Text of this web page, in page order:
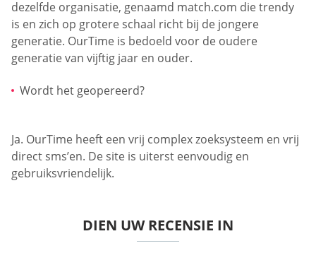
dezelfde organisatie, genaamd match.com die trendy
is en zich op grotere schaal richt bij de jongere
generatie. OurTime is bedoeld voor de oudere
generatie van vijftig jaar en ouder.
Wordt het geopereerd?
Ja. OurTime heeft een vrij complex zoeksysteem en vrij
direct sms’en. De site is uiterst eenvoudig en
gebruiksvriendelijk.
DIEN UW RECENSIE IN